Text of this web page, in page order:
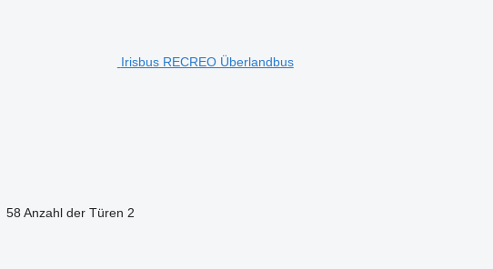
Irisbus RECREO Überlandbus
58 Anzahl der Türen 2